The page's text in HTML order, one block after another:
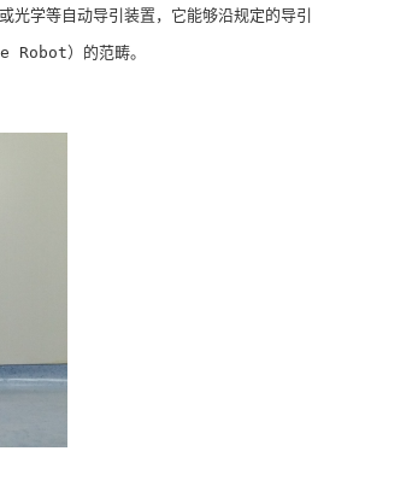
学等自动导引装置，它能够沿规定的导引
Robot）的范畴。